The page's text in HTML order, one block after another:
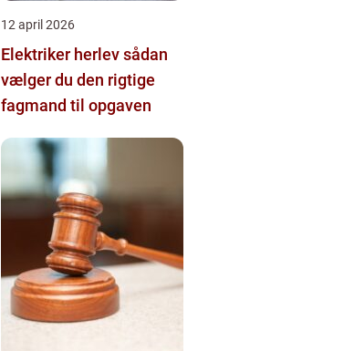
12 april 2026
Elektriker herlev sådan
vælger du den rigtige
fagmand til opgaven